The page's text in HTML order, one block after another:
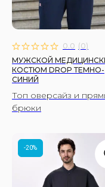
0.0 (0)
МУЖСКОЙ
КОСТЮМ DROP ТЕМНО-
СИНИЙ
Топ оверсайз и
брюки
-20%